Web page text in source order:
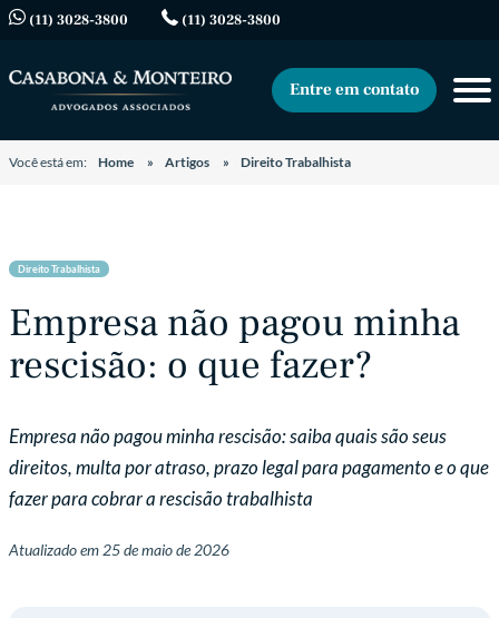
(11) 3028-3800 (11) 3028-3800
Entre em contato
Você está em: Home Artigos Direito Trabalhista
Direito Trabalhista
Empresa não pagou minha
rescisão: o que fazer?
Empresa não pagou minha rescisão: saiba quais são seus
direitos, multa por atraso, prazo legal para pagamento e o que
fazer para cobrar a rescisão trabalhista
Atualizado em 25 de maio de 2026